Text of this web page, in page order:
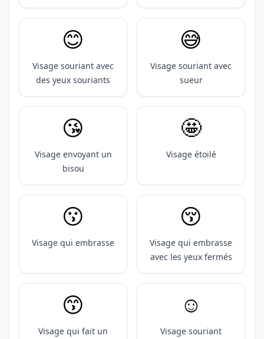
😊
Visage souriant avec
des yeux souriants
😅
Visage souriant avec
sueur
😘
Visage envoyant un
bisou
🤩
Visage étoilé
😗
Visage qui embrasse
😚
Visage qui embrasse
avec les yeux fermés
😙
Visage qui fait un
☺️
Visage souriant